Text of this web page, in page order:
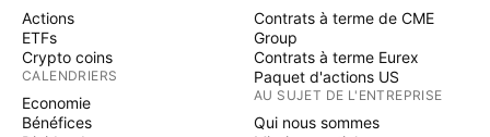
Actions
ETFs
Crypto coins
CALENDRIERS
Economie
Bénéfices
Contrats à terme de CME
Group
Contrats à terme Eurex
Paquet d'actions US
AU SUJET DE L'ENTREPRISE
Qui nous sommes